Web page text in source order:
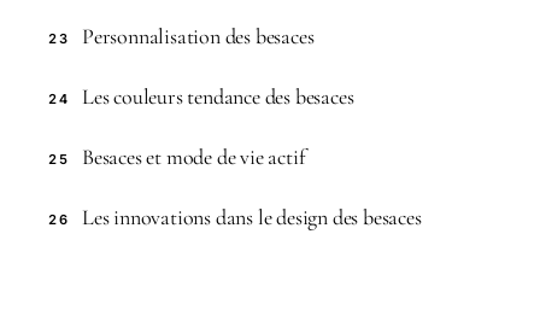
23 Personnalisation des besaces
24 Les couleurs tendance des besaces
25 Besaces et mode de vie actif
26 Les innovations dans le design des besaces